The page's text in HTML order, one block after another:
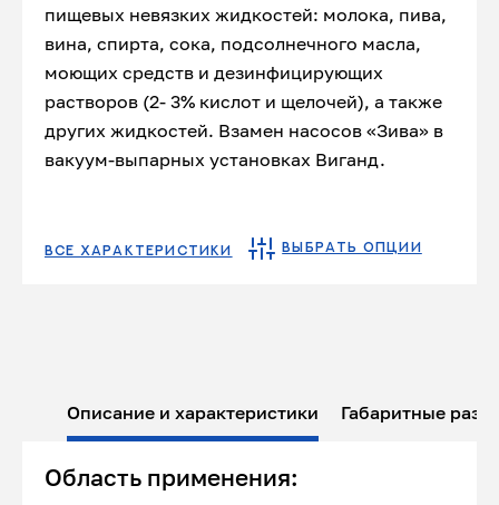
пищевых невязких жидкостей: молока, пива,
вина, спирта, сока, подсолнечного масла,
моющих средств и дезинфицирующих
растворов (2- 3% кислот и щелочей), а также
других жидкостей. Взамен насосов «Зива» в
вакуум-выпарных установках Виганд.
ВСЕ ХАРАКТЕРИСТИКИ ВЫБРАТЬ ОПЦИИ
Описание и характеристики Габаритные
Область применения: